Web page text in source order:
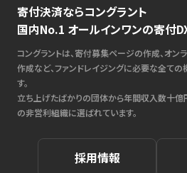
寄付決済ならコングラント
国内No.1 オールインワンの寄付
コングラントは、寄付募集ページの作成、オン
作成など、ファンドレイジングに必要な全て
す。
立ち上げたばかりの団体から年間収入数十億
の非営利組織に選ばれています。
採用情報